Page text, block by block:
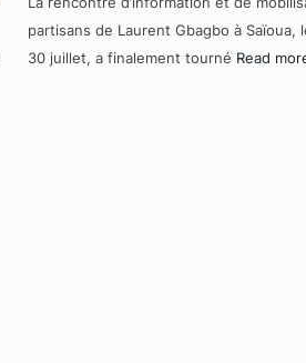
partisans de Laurent Gbagbo à Saïoua,
30 juillet, a finalement tourné Read